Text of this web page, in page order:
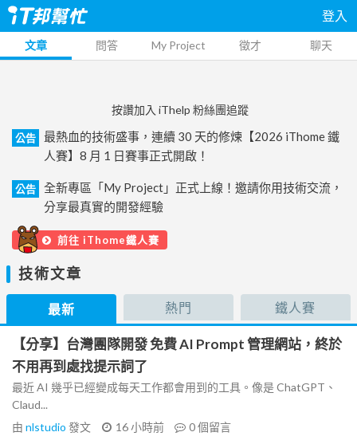
登入
文章 問答 My Project 徵才 聊天
按讚加入 iThelp 粉絲團追蹤
公告
最熱血的技術盛事，連續 30 天的修煉【2026 iThome 鐵
人賽】8 月 1 日賽事正式開啟！
公告
全新專區「My Project」正式上線！邀請你用技術交流，
分享最真實的開發經驗
前往 iThome鐵人賽
技術文章
最新 熱門 鐵人賽
【分享】台灣團隊開發 免費 AI Prompt 管理網站，終於
不用再到處找提示詞了
最近 AI 幾乎已經變成每天工作都會用到的工具。像是 ChatGPT、
Claud...
由 nlstudio 發文 16 小時前 0個留言